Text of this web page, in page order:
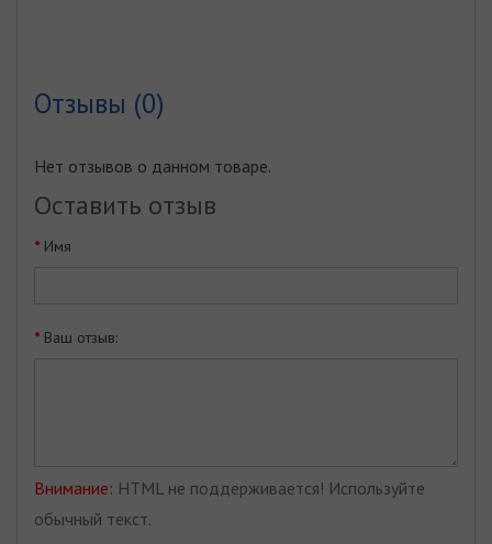
Отзывы (0)
Нет отзывов о данном товаре.
Оставить отзыв
Имя
Ваш отзыв:
Внимание: HTML не поддерживается! Используйте
обычный текст.